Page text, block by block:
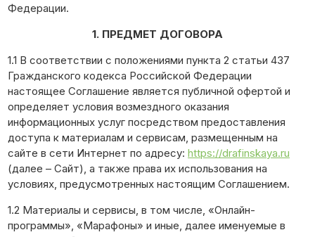
Федерации.
1. ПРЕДМЕТ ДОГОВОРА
1.1 В соответствии с положениями пункта 2 статьи 437
Гражданского кодекса Российской Федерации
настоящее Соглашение является публичной офертой и
определяет условия возмездного оказания
информационных услуг посредством предоставления
доступа к материалам и сервисам, размещенным на
сайте в сети Интернет по адресу: https://drafinskaya.ru
(далее – Сайт), а также права их использования на
условиях, предусмотренных настоящим Соглашением.
1.2 Материалы и сервисы, в том числе, «Онлайн-
программы», «Марафоны» и иные, далее именуемые в